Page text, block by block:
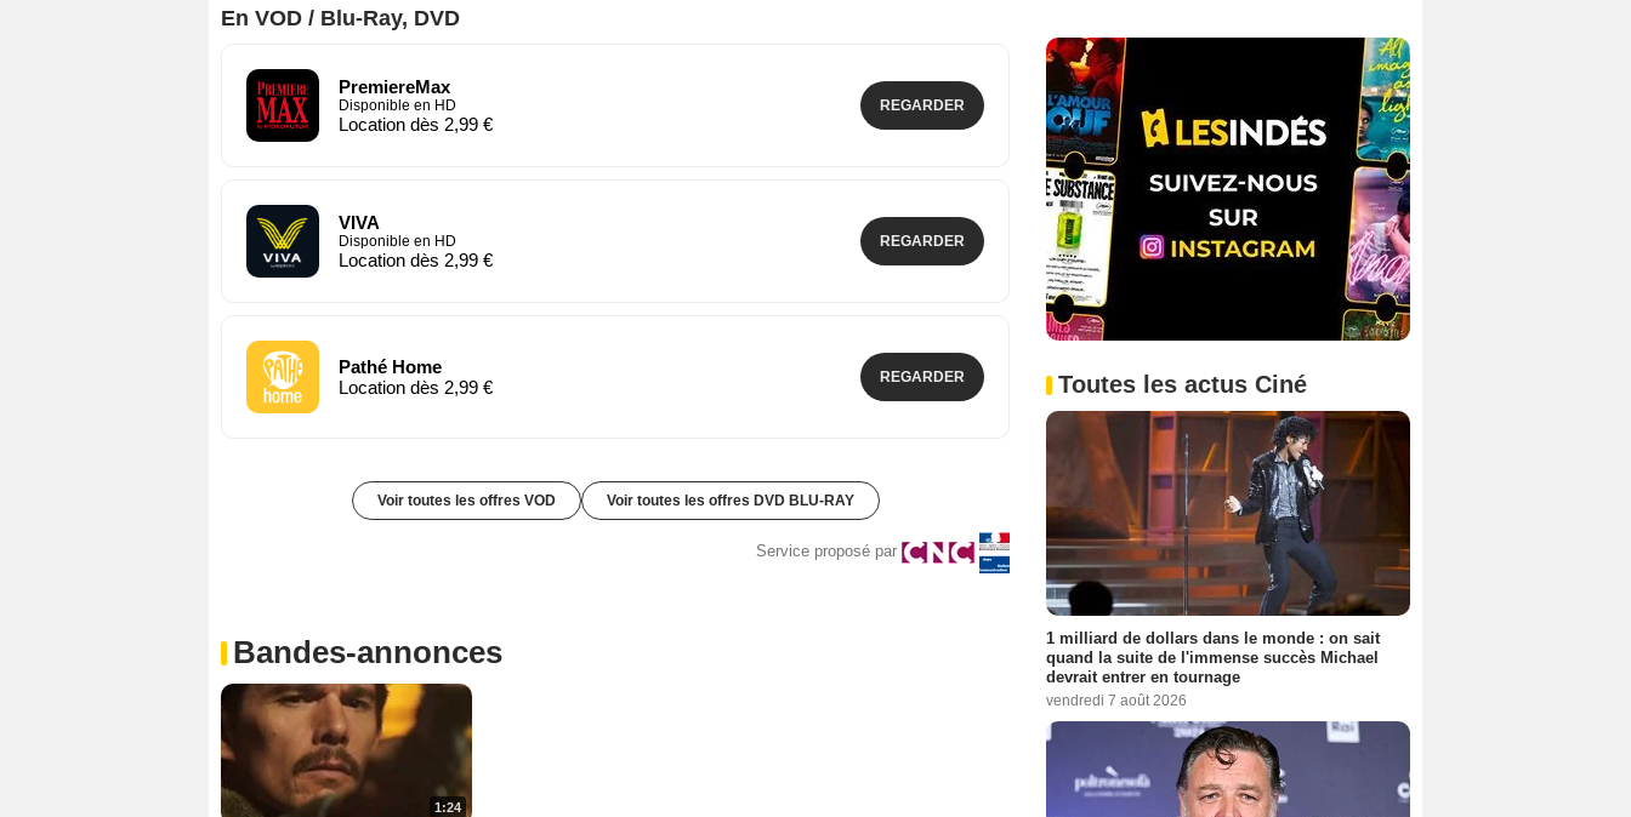
En VOD / Blu-Ray, DVD
PremiereMax
Disponible en HD
Location dès 2,99 €
REGARDER
VIVA
Disponible en HD
Location dès 2,99 €
REGARDER
Pathé Home
Location dès 2,99 €
REGARDER
Voir toutes les offres VOD Voir toutes les offres DVD BLU-RAY
Service proposé par
Bandes-annonces
1:24
Toutes les actus Ciné
1 milliard de dollars dans le monde : on sait
quand la suite de l'immense succès Michael
devrait entrer en tournage
vendredi 7 août 2026